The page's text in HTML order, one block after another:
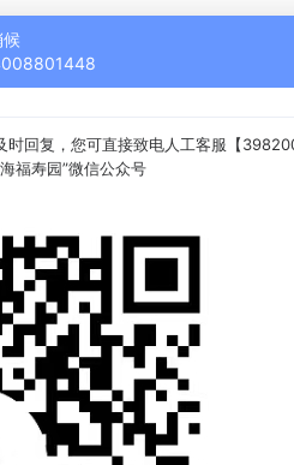
时回复，您可直接致电人工客服【
福寿园”微信公众号